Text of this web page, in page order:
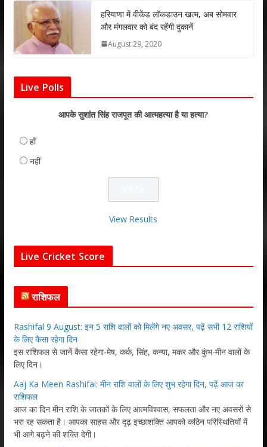
हरियाणा में वीकेंड लॉकडाउन खत्म, अब सोमवार
और मंगलवार को बंद रहेंगी दुकानें
August 29, 2020
Live Polls
आपके सुशांत सिंह राजपूत की आत्महत्या है या हत्या?
हाँ
नहीं
View Results
Live Cricket Score
राशिफल
Rashifal 9 August: इन 5 राशि वालों को मिलेंगे नए अवसर, पढ़ें सभी 12 राशियों
के लिए कैसा रहेगा दिन
इस राशिफल से जानें कैसा रहेगा-मेष, कर्क, सिंह, कन्या, मकर और कुंभ-मीन वालों के
लिए दिन।
Aaj Ka Meen Rashifal: मीन राशि वालों के लिए शुभ रहेगा दिन, पढ़ें आज का
राशिफल
आज का दिन मीन राशि के जातकों के लिए आत्मविश्वास, सफलता और नए अवसरों से
भरा रह सकता है। आपका साहस और दृढ़ इच्छाशक्ति आपको कठिन परिस्थितियों में
भी आगे बढ़ने की शक्ति देगी।